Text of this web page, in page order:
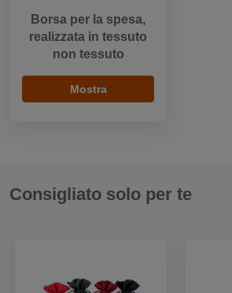
Borsa per la spesa,
realizzata in tessuto
non tessuto
Mostra
Consigliato solo per te